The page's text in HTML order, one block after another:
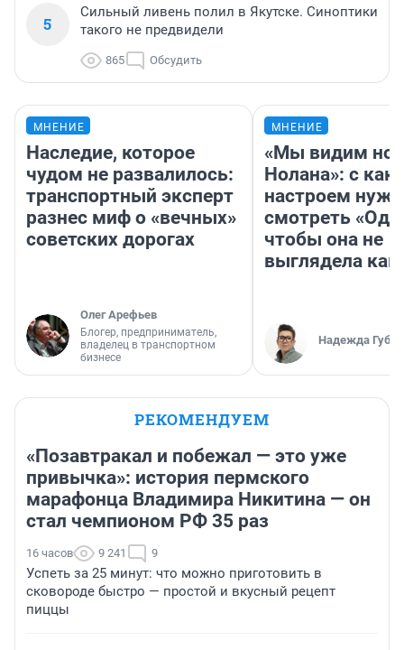
5
Сильный ливень полил в Якутске. Синоптики
такого не предвидели
865 Обсудить
МНЕНИЕ
Наследие, которое
чудом не развалилось:
транспортный эксперт
разнес миф о «вечных»
советских дорогах
Олег Арефьев
Блогер, предприниматель,
владелец в транспортном
бизнесе
МНЕНИЕ
«Мы видим
Нолана»: с
настроем
смотреть
чтобы она не
выглядела как
Надежда
РЕКОМЕНДУЕМ
«Позавтракал и побежал — это уже
привычка»: история пермского
марафонца Владимира Никитина — он
стал чемпионом РФ 35 раз
16 часов 9 241 9
Успеть за 25 минут: что можно приготовить в
сковороде быстро — простой и вкусный рецепт
пиццы